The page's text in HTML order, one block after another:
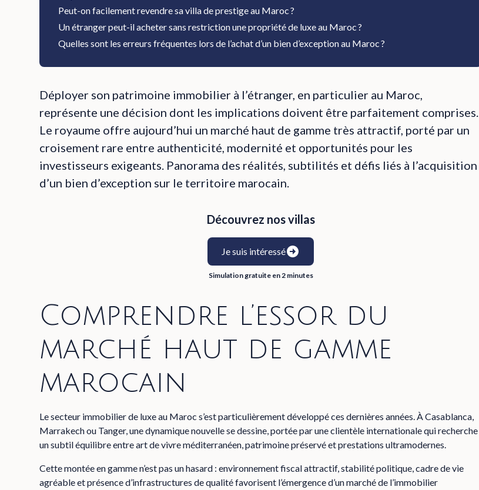
Peut-on facilement revendre sa villa de prestige au Maroc ?
Un étranger peut-il acheter sans restriction une propriété de luxe au Maroc ?
Quelles sont les erreurs fréquentes lors de l’achat d’un bien d’exception au Maroc ?
Déployer son patrimoine immobilier à l’étranger, en particulier au Maroc,
représente une décision dont les implications doivent être parfaitement comprises.
Le royaume offre aujourd’hui un marché haut de gamme très attractif, porté par un
croisement rare entre authenticité, modernité et opportunités pour les
investisseurs exigeants. Panorama des réalités, subtilités et défis liés à l’acquisition
d’un bien d’exception sur le territoire marocain.
Découvrez nos villas
Je suis intéressé
Simulation gratuite en 2 minutes
Comprendre l’essor du
marché haut de gamme
marocain
Le secteur immobilier de luxe au Maroc s’est particulièrement développé ces dernières années. À Casablanca,
Marrakech ou Tanger, une dynamique nouvelle se dessine, portée par une clientèle internationale qui recherche
un subtil équilibre entre art de vivre méditerranéen, patrimoine préservé et prestations ultramodernes.
Cette montée en gamme n’est pas un hasard : environnement fiscal attractif, stabilité politique, cadre de vie
agréable et présence d’infrastructures de qualité favorisent l’émergence d’un marché de l’immobilier